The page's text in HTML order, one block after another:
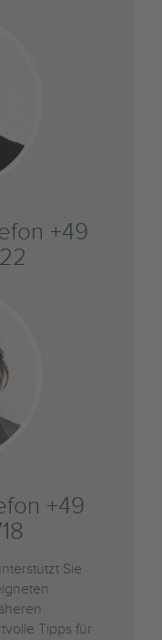
+49
+49
Sie
Tipps für